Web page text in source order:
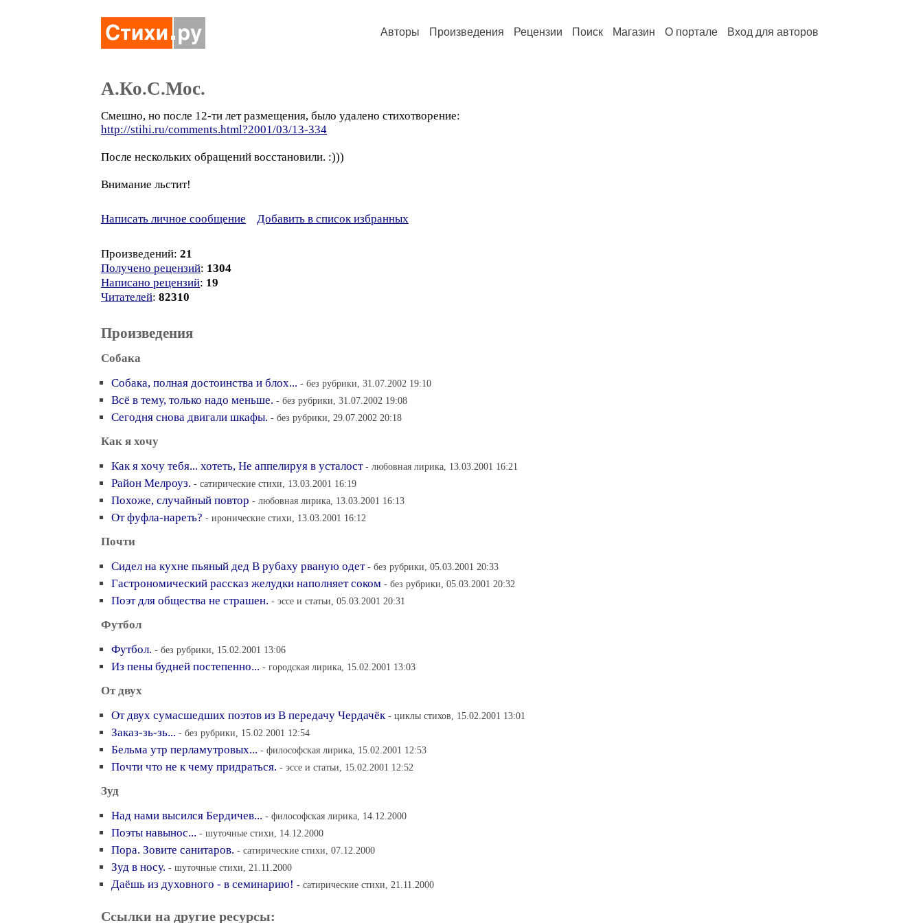
Авторы Произведения Рецензии Поиск Магазин О портале Вход для авторов
А.Ко.С.Мос.
Смешно, но после 12-ти лет размещения, было удалено стихотворение:
http://stihi.ru/comments.html?2001/03/13-334
После нескольких обращений восстановили. :)))
Внимание льстит!
Написать личное сообщение Добавить в список избранных
Произведений: 21
Получено рецензий: 1304
Написано рецензий: 19
Читателей: 82310
Произведения
Собака
Собака, полная достоинства и блох... - без рубрики, 31.07.2002 19:10
Всё в тему, только надо меньше. - без рубрики, 31.07.2002 19:08
Сегодня снова двигали шкафы. - без рубрики, 29.07.2002 20:18
Как я хочу
Как я хочу тебя... хотеть, Не аппелируя в усталост - любовная лирика, 13.03.2001 16:21
Район Мелроуз. - сатирические стихи, 13.03.2001 16:19
Похоже, случайный повтор - любовная лирика, 13.03.2001 16:13
От фуфла-нареть? - иронические стихи, 13.03.2001 16:12
Почти
Сидел на кухне пьяный дед В рубаху рваную одет - без рубрики, 05.03.2001 20:33
Гастрономический рассказ желудки наполняет соком - без рубрики, 05.03.2001 20:32
Поэт для общества не страшен. - эссе и статьи, 05.03.2001 20:31
Футбол
Футбол. - без рубрики, 15.02.2001 13:06
Из пены будней постепенно... - городская лирика, 15.02.2001 13:03
От двух
От двух сумасшедших поэтов из В передачу Чердачёк - циклы стихов, 15.02.2001 13:01
Заказ-зь-зь... - без рубрики, 15.02.2001 12:54
Бельма утр перламутровых... - философская лирика, 15.02.2001 12:53
Почти что не к чему придраться. - эссе и статьи, 15.02.2001 12:52
Зуд
Над нами высился Бердичев... - философская лирика, 14.12.2000
Поэты навынос... - шуточные стихи, 14.12.2000
Пора. Зовите санитаров. - сатирические стихи, 07.12.2000
Зуд в носу. - шуточные стихи, 21.11.2000
Даёшь из духовного - в семинарию! - сатирические стихи, 21.11.2000
Ссылки на другие ресурсы: